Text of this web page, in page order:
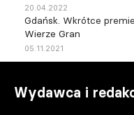
20.04.2022
Gdańsk. Wkrótce
Wierze Gran
05.11.2021
Wydawca i